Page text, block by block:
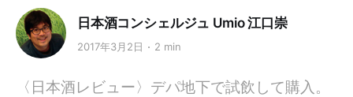
日本酒コンシェルジュ Umio 江口崇
2017年3月2日 2 min
〈日本酒レビュー〉デパ地下で試飲して購入。